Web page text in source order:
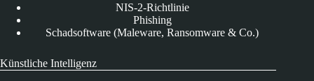
NIS-2-Richtlinie
Phishing
Schadsoftware (Maleware, Ransomware & Co.)
Künstliche Intelligenz